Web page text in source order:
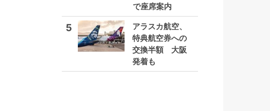
で座席案内
5
アラスカ航空、
特典航空券への
交換半額 大阪
発着も